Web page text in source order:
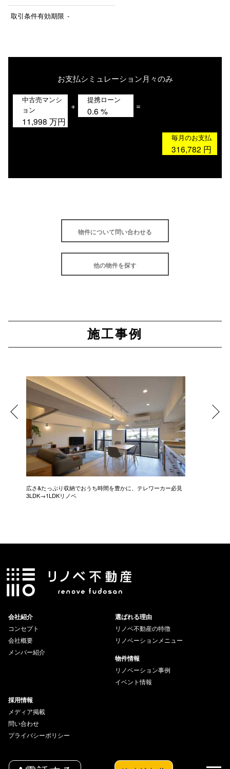
取引条件有効期限 -
お支払シミュレーション月々のみ
中古売マンシ
ョン
11,998 万円
+
提携ローン
0.6 % =
毎月のお支払
316,782 円
物件について問い合わせる
他の物件を探す
施工事例
広さ&たっぷり収納でおうち時間を豊かに、テレワーカー必見
3LDK→1LDKリノベ
会社紹介
コンセプト
会社概要
メンバー紹介
選ばれる理由
リノベ不動産の特徴
リノベーションメニュー
物件情報
リノベーション事例
イベント情報
採用情報
メディア掲載
問い合わせ
プライバシーポリシー